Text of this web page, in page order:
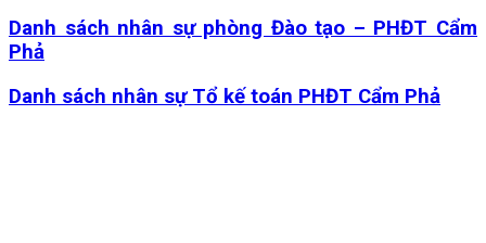
Danh sách nhân sự phòng Đào tạo – PHĐT Cẩm
Phả
Danh sách nhân sự Tổ kế toán PHĐT Cẩm Phả